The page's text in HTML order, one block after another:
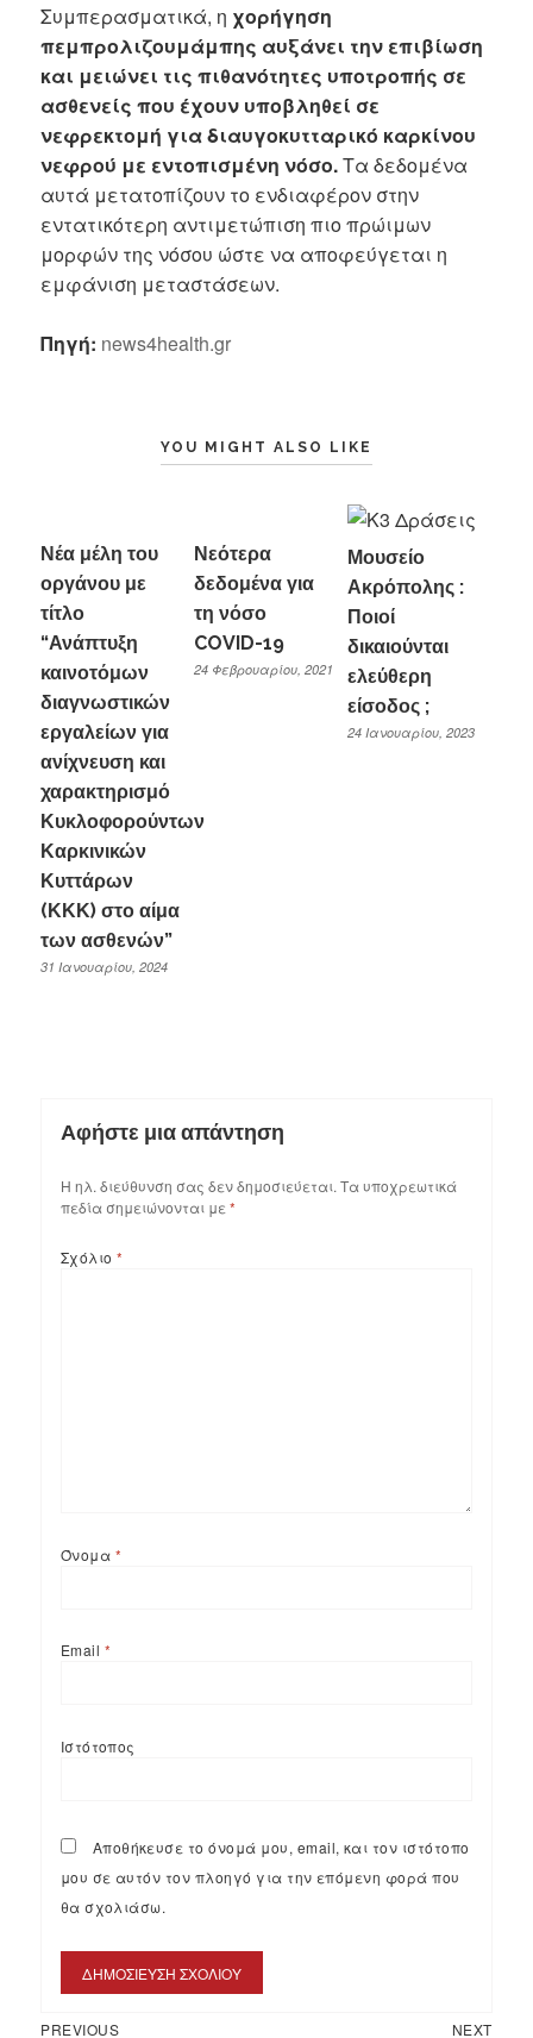
Συμπερασματικά, η χορήγηση
πεμπρολιζουμάμπης αυξάνει την επιβίωση
και μειώνει τις πιθανότητες υποτροπής σε
ασθενείς που έχουν υποβληθεί σε
νεφρεκτομή για διαυγοκυτταρικό καρκίνου
νεφρού με εντοπισμένη νόσο.Τα δεδομένα
αυτά μετατοπίζουν το ενδιαφέρον στην
εντατικότερη αντιμετώπιση πιο πρώιμων
μορφών της νόσου ώστε να αποφεύγεται η
εμφάνιση μεταστάσεων.
Πηγή: news4health.gr
YOU MIGHT ALSO LIKE
Νέα μέλη του
οργάνου με
τίτλο
“Ανάπτυξη
καινοτόμων
διαγνωστικών
εργαλείων για
ανίχνευση και
χαρακτηρισμό
Κυκλοφορούντων
Καρκινικών
Κυττάρων
(ΚΚΚ) στο αίμα
των ασθενών”
31 Ιανουαρίου, 2024
Νεότερα
δεδομένα για
τη νόσο
COVID-19
24 Φεβρουαρίου, 2021
Μουσείο
Ακρόπολης :
Ποιοί
δικαιούνται
ελεύθερη
είσοδος ;
24 Ιανουαρίου, 2023
Αφήστε μια απάντηση
Η ηλ. διεύθυνση σας δεν δημοσιεύεται. Τα υποχρεωτικά
πεδία σημειώνονται με *
Σχόλιο *
Όνομα *
Email *
Ιστότοπος
Αποθήκευσε το όνομά μου, email, και τον ιστότοπο
μου σε αυτόν τον πλοηγό για την επόμενη φορά που
θα σχολιάσω.
PREVIOUS NEXT